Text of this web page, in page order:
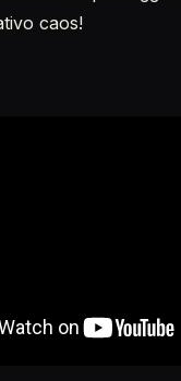
caos!